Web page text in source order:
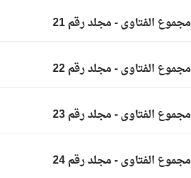
مجموع الفتاوى - مجلد رقم 21
مجموع الفتاوى - مجلد رقم 22
مجموع الفتاوى - مجلد رقم 23
مجموع الفتاوى - مجلد رقم 24